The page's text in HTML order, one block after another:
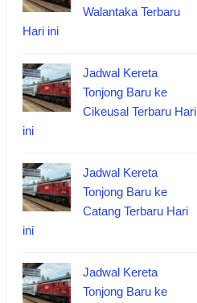
Walantaka Terbaru
Hari ini
Jadwal Kereta
Tonjong Baru ke
Cikeusal Terbaru Hari
ini
Jadwal Kereta
Tonjong Baru ke
Catang Terbaru Hari
ini
Jadwal Kereta
Tonjong Baru ke